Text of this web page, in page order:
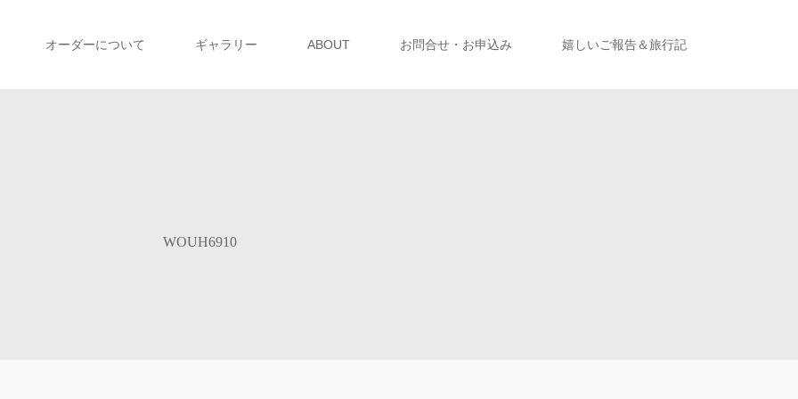
オーダーについて ギャラリー ABOUT お問合せ・お申込み 嬉しいご報告＆旅行記
WOUH6910